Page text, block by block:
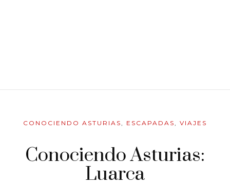
CONOCIENDO ASTURIAS, ESCAPADAS, VIAJES
Conociendo Asturias:
Luarca